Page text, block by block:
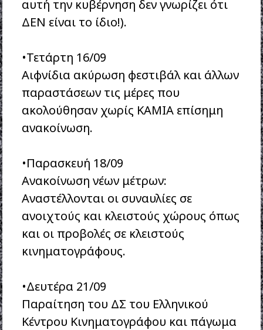
αυτή την κυβέρνηση δεν γνωρίζει ότι
ΔΕΝ είναι το ίδιο!).
•Τετάρτη 16/09
Αιφνίδια ακύρωση φεστιβάλ και άλλων
παραστάσεων τις μέρες που
ακολούθησαν χωρίς ΚΑΜΙΑ επίσημη
ανακοίνωση.
•Παρασκευή 18/09
Ανακοίνωση νέων μέτρων:
Αναστέλλονται οι συναυλίες σε
ανοιχτούς και κλειστούς χώρους όπως
και οι προβολές σε κλειστούς
κινηματογράφους.
•Δευτέρα 21/09
Παραίτηση του ΔΣ του Ελληνικού
Κέντρου Κινηματογράφου και πάγωμα